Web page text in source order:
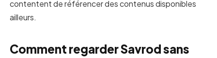
contentent de référencer des contenus disponibles
ailleurs.
Comment regarder Savrod sans